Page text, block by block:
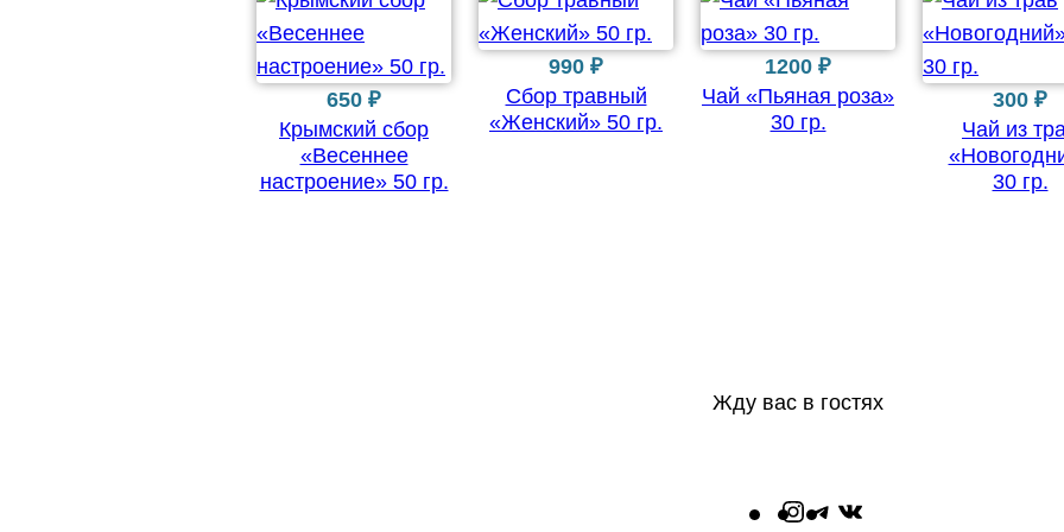
й
«
М
650 ₽
Крымский сбор
«Весеннее
настроение» 50 гр.
990 ₽
Сбор травный
«Женский» 50 гр.
1200 ₽
Чай «Пьяная роза»
30 гр.
300 ₽
Чай из
30 гр.
Жду вас в гостях
I T